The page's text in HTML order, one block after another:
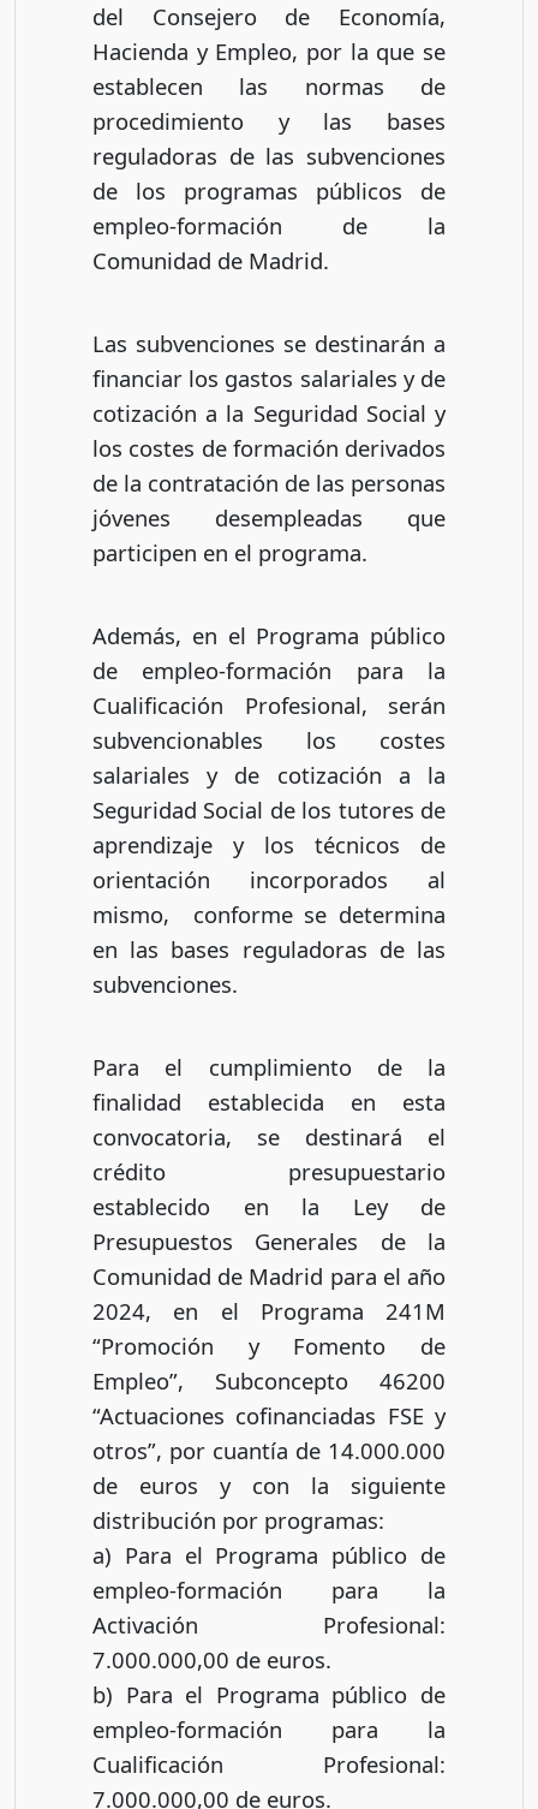
del Consejero de Economía,
Hacienda y Empleo, por la que se
establecen las normas de
procedimiento y las bases
reguladoras de las subvenciones
de los programas públicos de
empleo-formación de la
Comunidad de Madrid.
Las subvenciones se destinarán a
financiar los gastos salariales y de
cotización a la Seguridad Social y
los costes de formación derivados
de la contratación de las personas
jóvenes desempleadas que
participen en el programa.
Además, en el Programa público
de empleo-formación para la
Cualificación Profesional, serán
subvencionables los costes
salariales y de cotización a la
Seguridad Social de los tutores de
aprendizaje y los técnicos de
orientación incorporados al
mismo, conforme se determina
en las bases reguladoras de las
subvenciones.
Para el cumplimiento de la
finalidad establecida en esta
convocatoria, se destinará el
crédito presupuestario
establecido en la Ley de
Presupuestos Generales de la
Comunidad de Madrid para el año
2024, en el Programa 241M
“Promoción y Fomento de
Empleo”, Subconcepto 46200
“Actuaciones cofinanciadas FSE y
otros”, por cuantía de 14.000.000
de euros y con la siguiente
distribución por programas:
a) Para el Programa público de
empleo-formación para la
Activación Profesional:
7.000.000,00 de euros.
b) Para el Programa público de
empleo-formación para la
Cualificación Profesional:
7.000.000,00 de euros.